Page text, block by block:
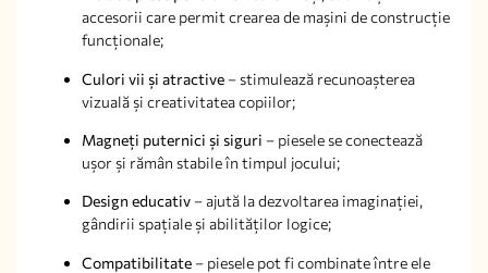
accesorii care permit crearea de mașini de construcție
funcționale;
Culori vii și atractive – stimulează recunoașterea
vizuală și creativitatea copiilor;
Magneți puternici și siguri – piesele se conectează
ușor și rămân stabile în timpul jocului;
Design educativ – ajută la dezvoltarea imaginației,
gândirii spațiale și abilităților logice;
Compatibilitate – piesele pot fi combinate între ele